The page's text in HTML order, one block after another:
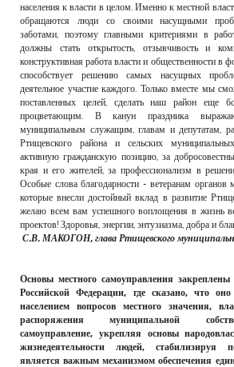
населения к власти в целом. Именно к местной
обращаются люди со своими насущными
заботами, поэтому главными критериями в
должны стать открытость, отзывчивость и
конструктивная работа власти и общественности в
способствует решению самых насущных
деятельное участие каждого. Только вместе мы
поставленных целей, сделать наш район еще
процветающим. В канун праздника
муниципальным служащим, главам и депутатам,
Ртищевского района и сельских
активную гражданскую позицию, за
края и его жителей, за профессионализм в
Особые слова благодарности - ветеранам органов
которые внесли достойный вклад в развитие
желаю всем вам успешного воплощения в жизнь
проектов! Здоровья, энергии, энтузиазма, добра и
С.В. МАКОГОН, глава Ртищевского
Основы местного самоуправления
Российской Федерации, где сказано, что оно
населением вопросов местного значения,
распоряжения муниципальной
самоуправление, укрепляя основы
жизнедеятельности людей, стабилизируя
является важным механизмом обеспечения